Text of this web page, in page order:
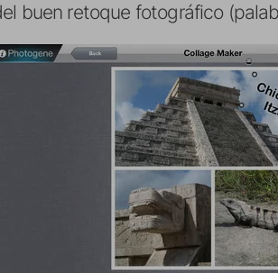
buen retoque fotográfico